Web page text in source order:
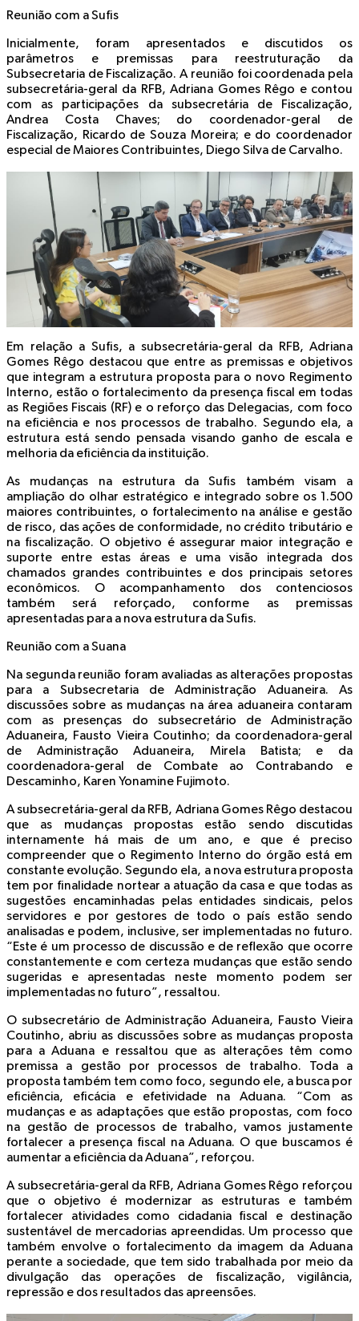
Reunião com a Sufis
Inicialmente, foram apresentados e discutidos os
parâmetros e premissas para reestruturação da
Subsecretaria de Fiscalização. A reunião foi coordenada pela
subsecretária-geral da RFB, Adriana Gomes Rêgo e contou
com as participações da subsecretária de Fiscalização,
Andrea Costa Chaves; do coordenador-geral de
Fiscalização, Ricardo de Souza Moreira; e do coordenador
especial de Maiores Contribuintes, Diego Silva de Carvalho.
Em relação a Sufis, a subsecretária-geral da RFB, Adriana
Gomes Rêgo destacou que entre as premissas e objetivos
que integram a estrutura proposta para o novo Regimento
Interno, estão o fortalecimento da presença fiscal em todas
as Regiões Fiscais (RF) e o reforço das Delegacias, com foco
na eficiência e nos processos de trabalho. Segundo ela, a
estrutura está sendo pensada visando ganho de escala e
melhoria da eficiência da instituição.
As mudanças na estrutura da Sufis também visam a
ampliação do olhar estratégico e integrado sobre os 1.500
maiores contribuintes, o fortalecimento na análise e gestão
de risco, das ações de conformidade, no crédito tributário e
na fiscalização. O objetivo é assegurar maior integração e
suporte entre estas áreas e uma visão integrada dos
chamados grandes contribuintes e dos principais setores
econômicos. O acompanhamento dos contenciosos
também será reforçado, conforme as premissas
apresentadas para a nova estrutura da Sufis.
Reunião com a Suana
Na segunda reunião foram avaliadas as alterações propostas
para a Subsecretaria de Administração Aduaneira. As
discussões sobre as mudanças na área aduaneira contaram
com as presenças do subsecretário de Administração
Aduaneira, Fausto Vieira Coutinho; da coordenadora-geral
de Administração Aduaneira, Mirela Batista; e da
coordenadora-geral de Combate ao Contrabando e
Descaminho, Karen Yonamine Fujimoto.
A subsecretária-geral da RFB, Adriana Gomes Rêgo destacou
que as mudanças propostas estão sendo discutidas
internamente há mais de um ano, e que é preciso
compreender que o Regimento Interno do órgão está em
constante evolução. Segundo ela, a nova estrutura proposta
tem por finalidade nortear a atuação da casa e que todas as
sugestões encaminhadas pelas entidades sindicais, pelos
servidores e por gestores de todo o país estão sendo
analisadas e podem, inclusive, ser implementadas no futuro.
“Este é um processo de discussão e de reflexão que ocorre
constantemente e com certeza mudanças que estão sendo
sugeridas e apresentadas neste momento podem ser
implementadas no futuro”, ressaltou.
O subsecretário de Administração Aduaneira, Fausto Vieira
Coutinho, abriu as discussões sobre as mudanças proposta
para a Aduana e ressaltou que as alterações têm como
premissa a gestão por processos de trabalho. Toda a
proposta também tem como foco, segundo ele, a busca por
eficiência, eficácia e efetividade na Aduana. “Com as
mudanças e as adaptações que estão propostas, com foco
na gestão de processos de trabalho, vamos justamente
fortalecer a presença fiscal na Aduana. O que buscamos é
aumentar a eficiência da Aduana”, reforçou.
A subsecretária-geral da RFB, Adriana Gomes Rêgo reforçou
que o objetivo é modernizar as estruturas e também
fortalecer atividades como cidadania fiscal e destinação
sustentável de mercadorias apreendidas. Um processo que
também envolve o fortalecimento da imagem da Aduana
perante a sociedade, que tem sido trabalhada por meio da
divulgação das operações de fiscalização, vigilância,
repressão e dos resultados das apreensões.